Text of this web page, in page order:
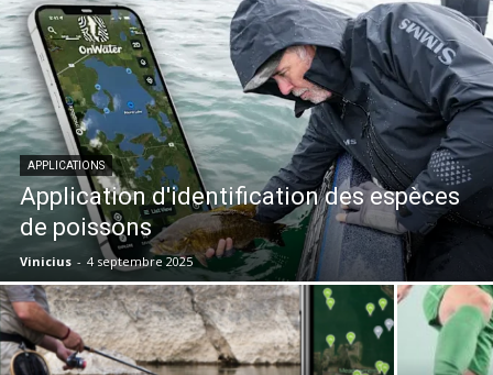
APPLICATIONS
Application d'identification des espèces
de poissons
Vinicius - 4 septembre 2025